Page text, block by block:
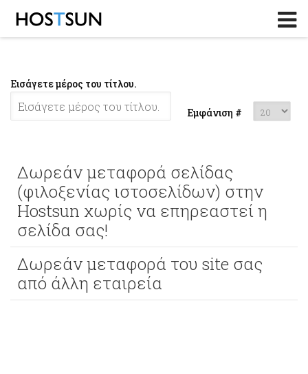
Εισάγετε μέρος του τίτλου.
Εμφάνιση #
Δωρεάν μεταφορά σελίδας
(φιλοξενίας ιστοσελίδων) στην
Hostsun χωρίς να επηρεαστεί η
σελίδα σας!
Δωρεάν μεταφορά του site σας
από άλλη εταιρεία
Log in
Password